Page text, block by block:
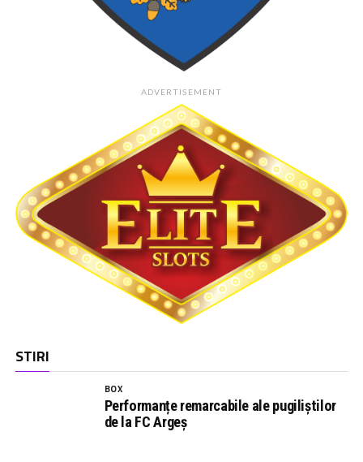
ADVERTISEMENT
STIRI
BOX
Performanțe remarcabile ale pugiliștilor
de la FC Argeș